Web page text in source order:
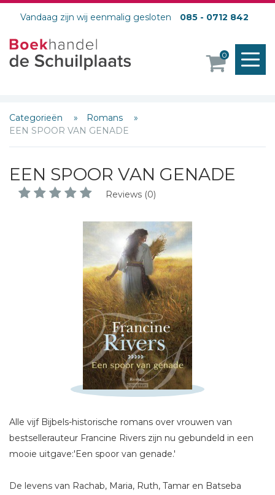
Vandaag zijn wij eenmalig gesloten 085 - 0712 842
0
Categorieën
Romans
EEN SPOOR VAN GENADE
EEN SPOOR VAN GENADE
Reviews (0)
Alle vijf Bijbels-historische romans over vrouwen van
bestsellerauteur Francine Rivers zijn nu gebundeld in een
mooie uitgave:'Een spoor van genade.'
De levens van Rachab, Maria, Ruth, Tamar en Batseba
Schrijf hieronder je review!
Titel *
Bericht *